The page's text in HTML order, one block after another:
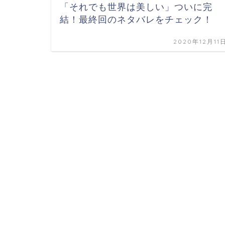
「それでも世界は美しい」ついに完
結！最終回のネタバレをチェック！
2020年12月11